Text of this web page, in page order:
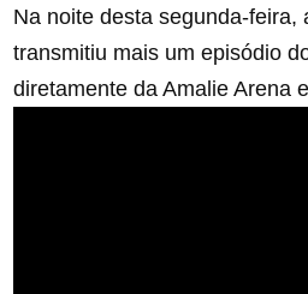
Na noite desta segunda-feira,
transmitiu mais um episódio
diretamente da Amalie Arena